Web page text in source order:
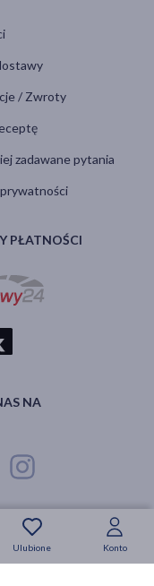
Krótkie daty
Ulubione Konto
/ Zwroty
zadawane pytania
PŁATNOŚCI
NA